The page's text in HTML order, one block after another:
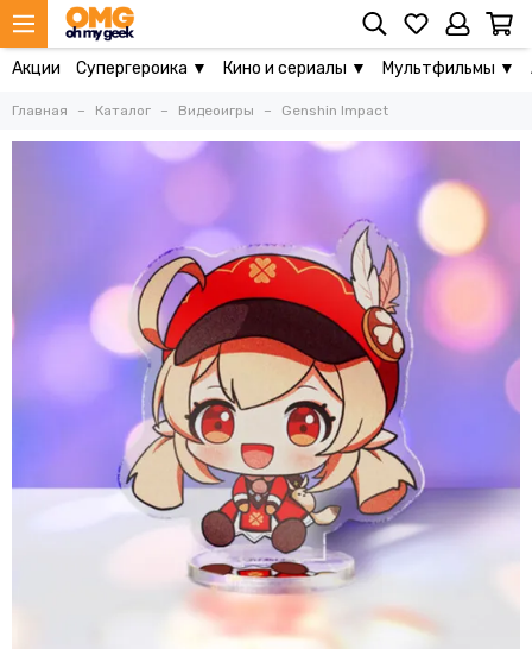
Акции Супергероика ▼ Кино и сериалы ▼ Мультфильмы ▼
Главная Каталог Видеоигры Genshin Impact